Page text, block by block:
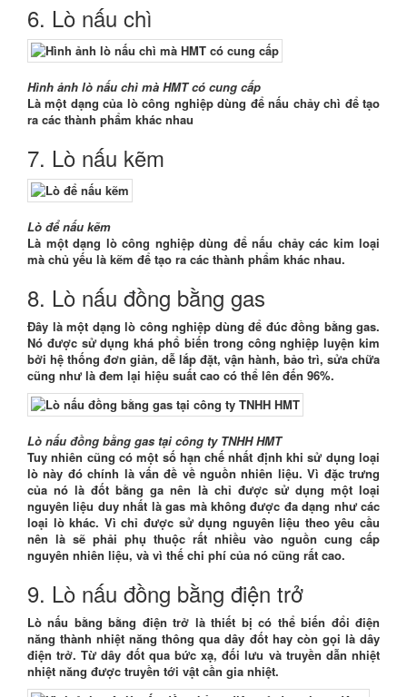
6. Lò nấu chì
Hình ảnh lò nấu chì mà HMT có cung cấp
Là một dạng của lò công nghiệp dùng để nấu chảy chì để tạo
ra các thành phẩm khác nhau
7. Lò nấu kẽm
Lò để nấu kẽm
Là một dạng lò công nghiệp dùng để nấu chảy các kim loại
mà chủ yếu là kẽm để tạo ra các thành phẩm khác nhau.
8. Lò nấu đồng bằng gas
Đây là một dạng lò công nghiệp dùng để đúc đồng bằng gas.
Nó được sử dụng khá phổ biến trong công nghiệp luyện kim
bởi hệ thống đơn giản, dễ lắp đặt, vận hành, bảo trì, sửa chữa
cũng như là đem lại hiệu suất cao có thể lên đến 96%.
Lò nấu đồng bằng gas tại công ty TNHH HMT
Tuy nhiên cũng có một số hạn chế nhất định khi sử dụng loại
lò này đó chính là vấn đề về nguồn nhiên liệu. Vì đặc trưng
của nó là đốt bằng ga nên là chỉ được sử dụng một loại
nguyên liệu duy nhất là gas mà không được đa dạng như các
loại lò khác. Vì chỉ được sử dụng nguyên liệu theo yêu cầu
nên là sẽ phải phụ thuộc rất nhiều vào nguồn cung cấp
nguyên nhiên liệu, và vì thế chi phí của nó cũng rất cao.
9. Lò nấu đồng bằng điện trở
Lò nấu bằng bằng điện trở là thiết bị có thể biến đổi điện
năng thành nhiệt năng thông qua dây đốt hay còn gọi là dây
điện trở. Từ dây đốt qua bức xạ, đối lưu và truyền dẫn nhiệt
nhiệt năng được truyền tới vật cần gia nhiệt.